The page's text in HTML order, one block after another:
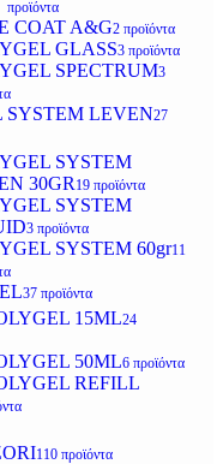
προϊόντα
COAT A&G2 προϊόντα
GLASS3 προϊόντα
SPECTRUM3
SYSTEM LEVEN27
SYSTEM
30GR 19 προϊόντα
SYSTEM
3 προϊόντα
SYSTEM 60gr11
37 προϊόντα
15ML24
50ML6 προϊόντα
REFILL
110 προϊόντα